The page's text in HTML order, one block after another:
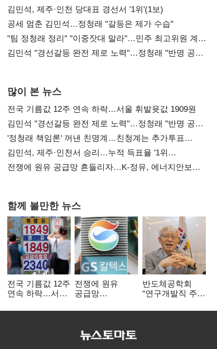
0.86%p(2보)
김민석, 제주·인천 당대표 경선서 '1위'(1보)
공세 멈춘 김민석…정청래 "갈등은 제가 수습"
"팀 정청래 정리" "이중잣대 말라"…민주 최고위원 계파
다툼 격화
김민석 "경선갈등 완전 제로 노력"…정청래 "반명 공세
많이 본 뉴스
전국 기름값 12주 연속 하락…서울 휘발윳값 1909원
김민석 "경선갈등 완전 제로 노력"…정청래 "반명 공세
사과부터"
'정청래 책임론' 꺼낸 친명계…친청계는 추가투표
때리기
김민석, 제주·인천서 승리…누적 득표율 '1위
탈환'(종합)
전쟁에 원유 공급망 흔들리자…K-정유, 에너지안보
함께 볼만한 뉴스
전국 기름값 12주
연속 하락…서울
전쟁에 원유
공급망
정유, 에너지안보
반도체공학회
“연구개발직 주
개선해야”